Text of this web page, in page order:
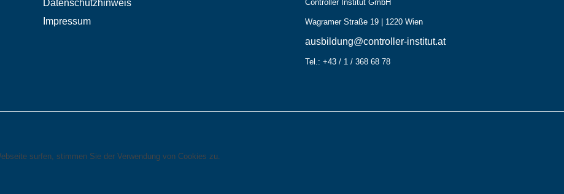
Datenschutzhinweis
Impressum
Controller Institut GmbH
Wagramer Straße 19 | 1220 Wien
ausbildung@controller-institut.at
Tel.: +43 / 1 / 368 68 78
surfen, stimmen Sie der Verwendung von Cookies zu.